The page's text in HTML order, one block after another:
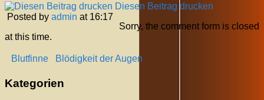
Diesen Beitrag drucken
Posted by admin at 16:17
Sorry, the comment form is closed
at this time.
Blutfinne Blödigkeit der Augen
Kategorien